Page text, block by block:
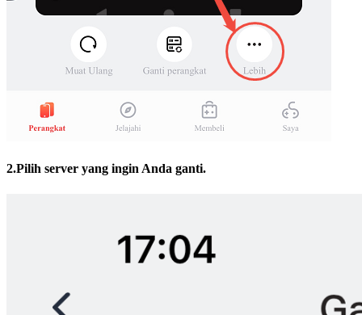
2.Pilih server yang ingin Anda ganti.